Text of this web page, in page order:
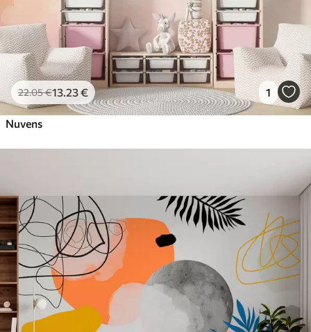
22.05€13 .23€ 1
Nuvens